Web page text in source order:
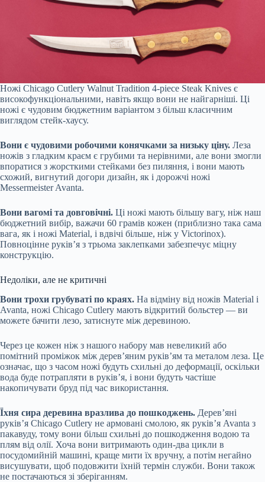
Ножі Chicago Cutlery Walnut Tradition 4-piece Steak Knives є
високофункціональними, навіть якщо вони не найгарніші. Ці
ножі є чудовим бюджетним варіантом з більш класичним
виглядом стейк-хаусу.
Вони є чудовими робочими конячками за низьку ціну. Леза
ножів з гладким краєм є грубими та нерівними, але вони змогли
впоратися з жорсткими стейками без пиляння, і вони мають
схожий, вигнутий догори дизайн, як і дорожчі ножі
Messermeister Avanta.
Вони вагомі та довговічні. Ці ножі мають більшу вагу, ніж наш
бюджетний вибір, важачи 60 грамів кожен (приблизно така сама
вага, як і ножі Material, і вдвічі більше, ніж у Victorinox).
Повноцінне руків’я з трьома заклепками забезпечує міцну
конструкцію.
Недоліки, але не критичні
Вони трохи грубуваті по краях. На відміну від ножів Material і
Avanta, ножі Chicago Cutlery мають відкритий больстер — ви
можете бачити лезо, затиснуте між деревиною.
Через це кожен ніж з нашого набору мав невеликий або
помітний проміжок між дерев’яним руків’ям та металом леза. Це
означає, що з часом ножі будуть схильні до деформації, оскільки
вода буде потрапляти в руків’я, і вони будуть частіше
накопичувати бруд під час використання.
Їхня сира деревина вразлива до пошкоджень. Дерев’яні
руків’я Chicago Cutlery не армовані смолою, як руків’я Avanta з
пакавуду, тому вони більш схильні до пошкодження водою та
плям від олії. Хоча вони витримають один-два цикли в
посудомийній машині, краще мити їх вручну, а потім негайно
висушувати, щоб подовжити їхній термін служби. Вони також
не постачаються зі зберіганням.